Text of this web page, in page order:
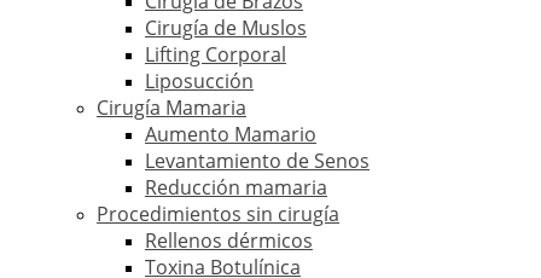
Cirugía de Muslos
Lifting Corporal
Liposucción
Cirugía Mamaria
Aumento Mamario
Levantamiento de Senos
Reducción mamaria
Procedimientos sin cirugía
Rellenos dérmicos
Toxina Botulínica